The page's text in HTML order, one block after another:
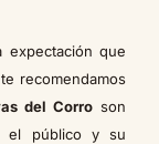
expectación que
recomendamos
del Corro son
el público y su